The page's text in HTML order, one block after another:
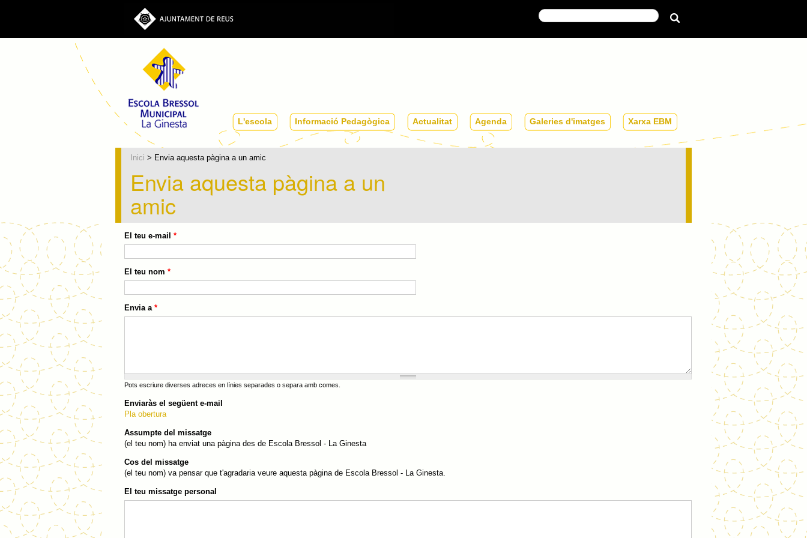
L'escolaL'escolaInformació PedagògicaInformació
Pedagògica
ActualitatActualitatAgendaAgendaGaleries d'imatgesGaleries
d'imatges
Xarxa EBMXarxa
EBM
Inici > Envia aquesta pàgina a un amic
Envia aquesta pàgina a un
amic
El teu e-mail *
El teu nom *
Envia a *
Pots escriure diverses adreces en línies separades o separa amb comes.
Enviaràs el següent e-mail
Pla obertura
Assumpte del missatge
(el teu nom) ha enviat una pàgina des de Escola Bressol - La Ginesta
Cos del missatge
(el teu nom) va pensar que t'agradaria veure aquesta pàgina de Escola Bressol - La Ginesta.
El teu missatge personal